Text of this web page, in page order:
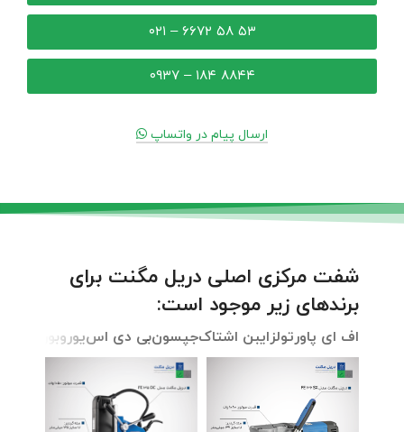
۵۳ ۵۸ ۶۶۷۲ – ۰۲۱
۸۸۴۴ ۱۸۴ – ۰۹۳۷
ارسال پیام در واتساپ
شفت مرکزی اصلی دریل مگنت برای
برندهای زیر موجود است:
اف ای پاورتولزایبن اشتاکجپسونبی دی اسیوروبور